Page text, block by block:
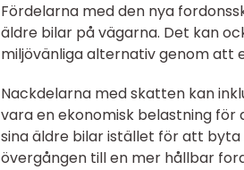
Fördelarna med den nya
äldre bilar på vägarna. Det kan
miljövänliga alternativ genom att
Nackdelarna med skatten kan
vara en ekonomisk belastning
sina äldre bilar istället för att
övergången till en mer hållbar